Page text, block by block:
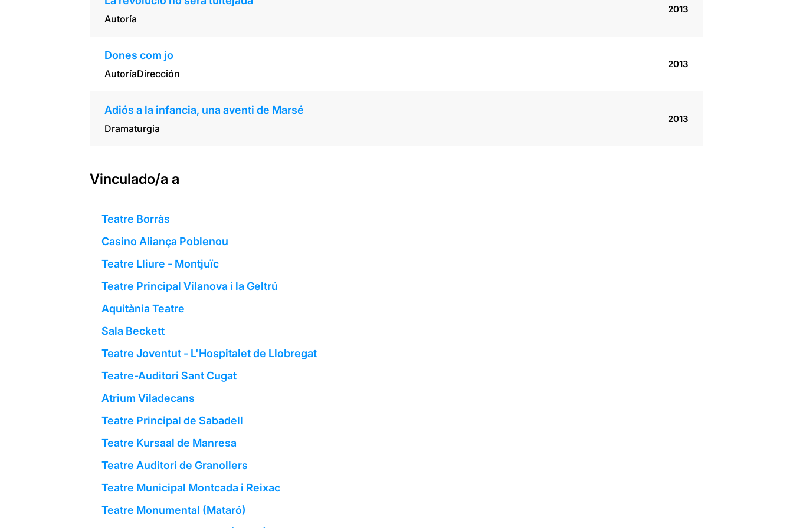
Autoría
2013
Dones com jo
AutoríaDirección
2013
Adiós a la infancia, una aventi de Marsé
Dramaturgia
2013
Vinculado/a a
Teatre Borràs
Casino Aliança Poblenou
Teatre Lliure - Montjuïc
Teatre Principal Vilanova i la Geltrú
Aquitània Teatre
Sala Beckett
Teatre Joventut - L'Hospitalet de Llobregat
Teatre-Auditori Sant Cugat
Atrium Viladecans
Teatre Principal de Sabadell
Teatre Kursaal de Manresa
Teatre Auditori de Granollers
Teatre Municipal Montcada i Reixac
Teatre Monumental (Mataró)